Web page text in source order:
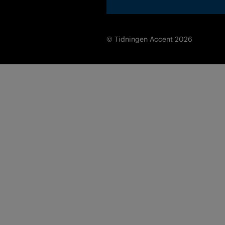
© Tidningen Accent 2026